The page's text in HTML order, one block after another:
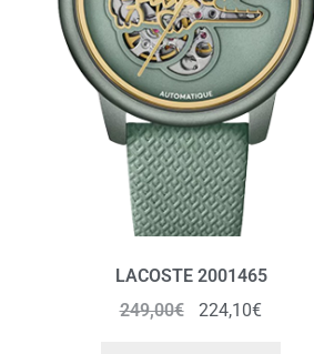
LACOSTE 2001465
249,00€ 224,10€